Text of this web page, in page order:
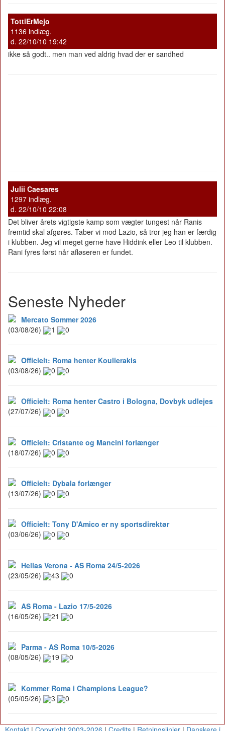
TottiErMejo
1136 indlæg.
d. 22/10/10 19:42
ikke så godt.. men man ved aldrig hvad der er sandhed
Julii Caesares
1297 indlæg.
d. 22/10/10 22:08
Det bliver årets vigtigste kamp som vægter tungest når Ranis
fremtid skal afgøres. Taber vi mod Lazio, så tror jeg han er færdig
i klubben. Jeg vil meget gerne have Hiddink eller Leo til klubben.
Rani fyres først når afløseren er fundet.
Seneste Nyheder
Mercato Sommer 2026
(03/08/26)
1 0
Officielt: Roma henter Koulierakis
(03/08/26)
0 0
Officielt: Roma henter Castro i Bologna, Dovbyk udlejes
(27/07/26)
0 0
Officielt: Cristante og Mancini forlænger
(18/07/26)
0 0
Officielt: Dybala forlænger
(13/07/26)
0 0
Officielt: Tony D'Amico er ny sportsdirektør
(03/06/26)
0 0
Hellas Verona - AS Roma 24/5-2026
(23/05/26)
43 0
AS Roma - Lazio 17/5-2026
(16/05/26)
21 0
Parma - AS Roma 10/5-2026
(08/05/26)
19 0
Kommer Roma i Champions League?
(05/05/26)
3 0